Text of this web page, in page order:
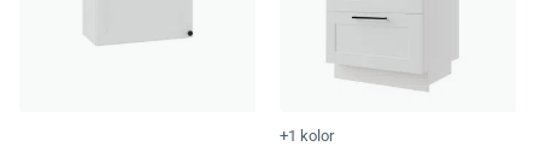
+1 kolor